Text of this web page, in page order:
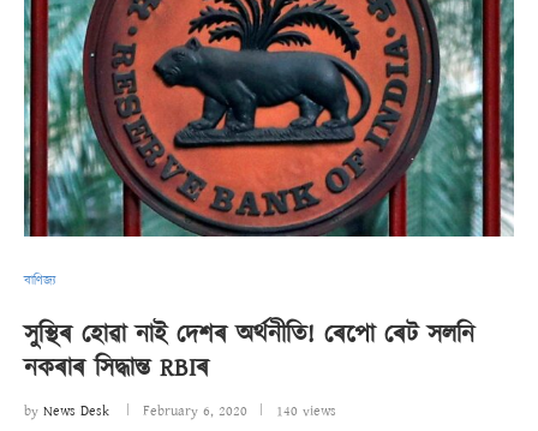
বাণিজ্য
সুস্থিৰ হোৱা নাই দেশৰ অৰ্থনীতি! ৰেপো ৰেট সলনি
নকৰাৰ সিদ্ধান্ত RBIৰ
by News Desk February 6, 2020 140 views